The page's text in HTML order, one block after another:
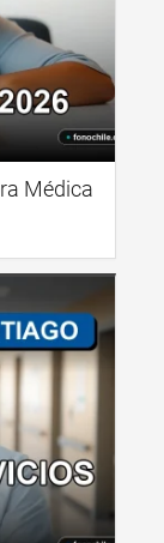
Médica